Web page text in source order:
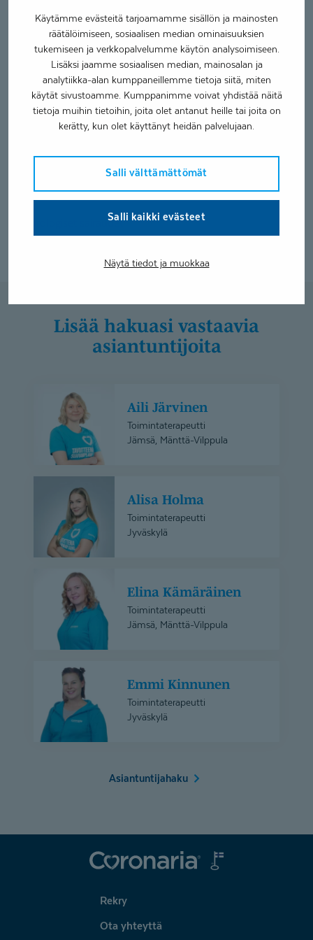
Käytämme evästeitä tarjoamamme sisällön ja mainosten
räätälöimiseen, sosiaalisen median ominaisuuksien
tukemiseen ja verkkopalvelumme käytön analysoimiseen.
Lisäksi jaamme sosiaalisen median, mainosalan ja
analytiikka-alan kumppaneillemme tietoja siitä, miten
käytät sivustoamme. Kumppanimme voivat yhdistää näitä
tietoja muihin tietoihin, joita olet antanut heille tai joita on
kerätty, kun olet käyttänyt heidän palvelujaan.
Salli välttämättömät
Salli kaikki evästeet
Näytä tiedot ja muokkaa
Yliopistonkatu
Kielitaito
Suomi
Palvelut
Toimintaterapia
Erityisosaaminen
Neurologiset sairaudet
Lisää hakuasi vastaavia
asiantuntijoita
Järvinen
Aili Järvinen
Toimintaterapeutti
Jämsä, Mänttä-Vilppula
Alisa Holma
Toimintaterapeutti
Jyväskylä
Kämäräinen
Elina Kämäräinen
Toimintaterapeutti
Jämsä, Mänttä-Vilppula
Kinnunen
Emmi Kinnunen
Toimintaterapeutti
Jyväskylä
Asiantuntijahaku
Coronaria
Rekry
Ota yhteyttä